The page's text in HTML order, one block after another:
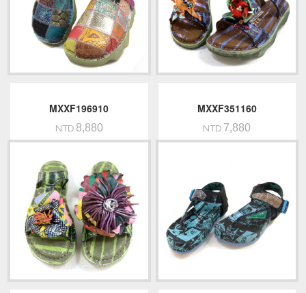
MXXF196910
NTD.8,880
MXXF351160
NTD.7,880